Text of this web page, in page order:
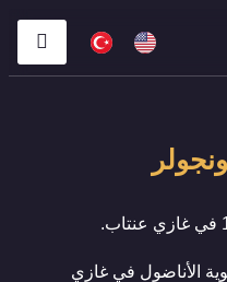
من ثانوية الأناضول في غازي